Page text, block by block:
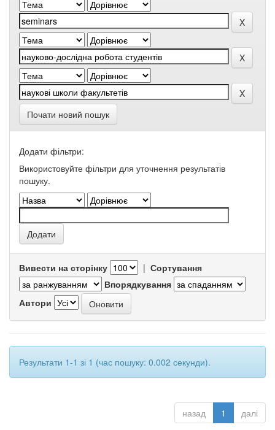
Почати новий пошук
Додати фільтри:
Використовуйте фільтри для уточнення результатів
пошуку.
Вивести на сторінку | Сортування
Впорядкування
Автори
Результати 1-1 зі 1 (час пошуку: 0.002 секунди).
назад 1 далі